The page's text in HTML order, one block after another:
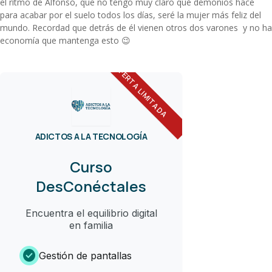
para acabar por el suelo todos los días, seré la mujer más feliz del
mundo. Recordad que detrás de él vienen otros dos varones y no ha
economía que mantenga esto 😉
OFERTA LIMITADA
ADICTOS A LA TECNOLOGÍA
Curso
DesConéctales
Encuentra el equilibrio digital
en familia
check_circle Gestión de pantallas